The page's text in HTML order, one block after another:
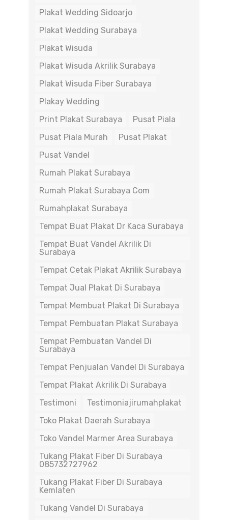
Plakat Wedding Sidoarjo
Plakat Wedding Surabaya
Plakat Wisuda
Plakat Wisuda Akrilik Surabaya
Plakat Wisuda Fiber Surabaya
Plakay Wedding
Print Plakat Surabaya
Pusat Piala
Pusat Piala Murah
Pusat Plakat
Pusat Vandel
Rumah Plakat Surabaya
Rumah Plakat Surabaya Com
Rumahplakat Surabaya
Tempat Buat Plakat Dr Kaca Surabaya
Tempat Buat Vandel Akrilik Di
Surabaya
Tempat Cetak Plakat Akrilik Surabaya
Tempat Jual Plakat Di Surabaya
Tempat Membuat Plakat Di Surabaya
Tempat Pembuatan Plakat Surabaya
Tempat Pembuatan Vandel Di
Surabaya
Tempat Penjualan Vandel Di Surabaya
Tempat Plakat Akrilik Di Surabaya
Testimoni
Testimoniajirumahplakat
Toko Plakat Daerah Surabaya
Toko Vandel Marmer Area Surabaya
Tukang Plakat Fiber Di Surabaya
085732727962
Tukang Plakat Fiber Di Surabaya
Kemlaten
Tukang Vandel Di Surabaya